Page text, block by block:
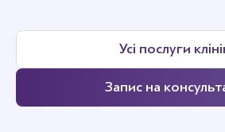
Усі послуги
Запис на